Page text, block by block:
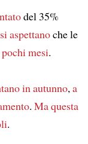
del 35%
si aspettanoche le
mesi.
in autunno,a
. Maquesta
.